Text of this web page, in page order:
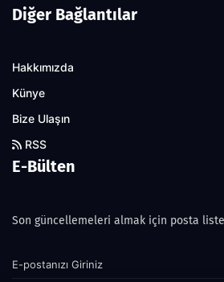
Diğer Bağlantılar
Hakkımızda
Künye
Bize Ulaşın
RSS
E-Bülten
Son güncellemeleri almak için posta